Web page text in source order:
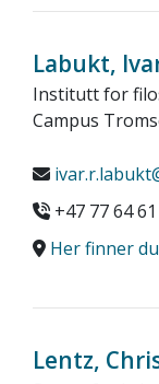
Labukt,
Institutt for
Campus
+47 77 64
Her finner
Lentz,